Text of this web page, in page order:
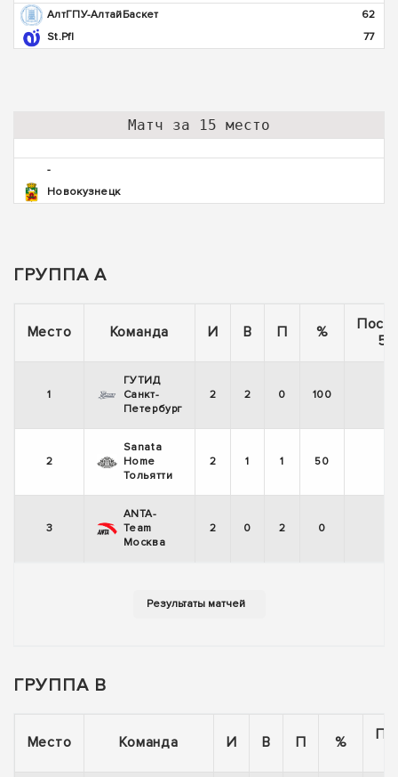
АлтГПУ-АлтайБаскет
62
St.Pfl
77
Матч за 15 место
-
Новокузнецк
ГРУППА A
Место Команда И В П %
5
1
ГУТИД
Санкт-
Петербург
2 2 0 100
2
Sanata
Home
Тольятти
2 1 1 50
3
ANTA-
Team
Москва
2 0 2 0
ГРУППА B
Место Команда И В П %